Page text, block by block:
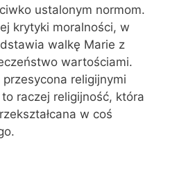
ustalonym normom.
krytyki moralności, w
walkę Marie z
wartościami.
religijnymi
raczej religijność, która
w coś